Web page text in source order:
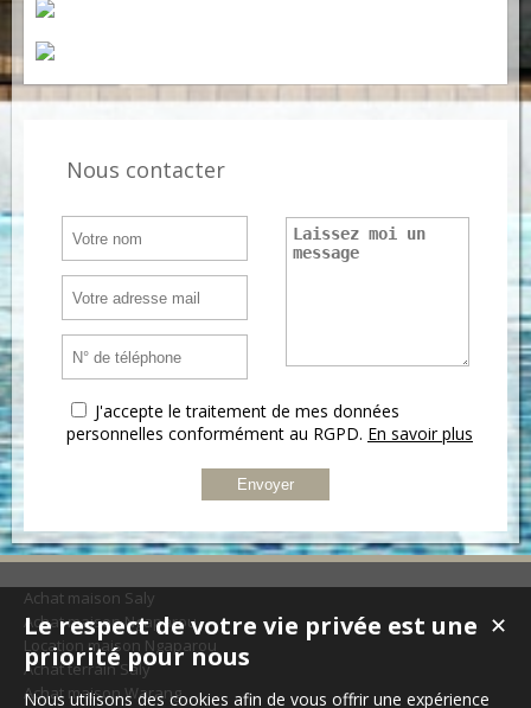
Nous contacter
J'accepte le traitement de mes données
personnelles conformément au RGPD. En savoir plus
Achat maison Saly
Achat maison Ngaparou
Location maison Ngaparou
Achat terrain Saly
Achat maison Warang
✕
Le respect de votre vie privée est une
priorité pour nous
Nous utilisons des cookies afin de vous offrir une expérience